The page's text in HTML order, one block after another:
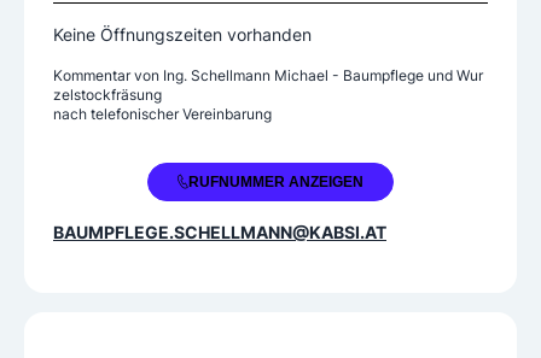
Keine Öffnungszeiten vorhanden
Kommentar von Ing. Schellmann Michael - Baumpflege und Wur
zelstockfräsung
nach telefonischer Vereinbarung
+43 664 3389579RUFNUMMER ANZEIGEN
BAUMPFLEGE.SCHELLMANN@KABSI.AT